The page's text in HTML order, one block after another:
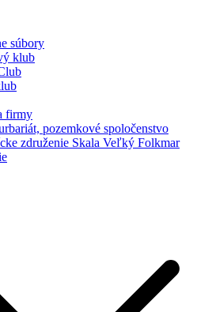
súbory
klub
firmy
pozemkové spoločenstvo
združenie Skala Veľký Folkmar